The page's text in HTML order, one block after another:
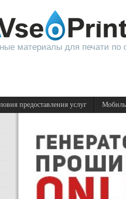
материалы для печати по
предоставления услуг